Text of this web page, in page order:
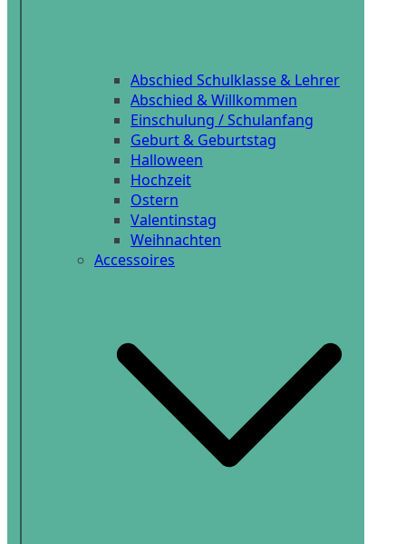
Abschied Schulklasse & Lehrer
Abschied & Willkommen
Einschulung / Schulanfang
Geburt & Geburtstag
Halloween
Hochzeit
Ostern
Valentinstag
Weihnachten
Accessoires